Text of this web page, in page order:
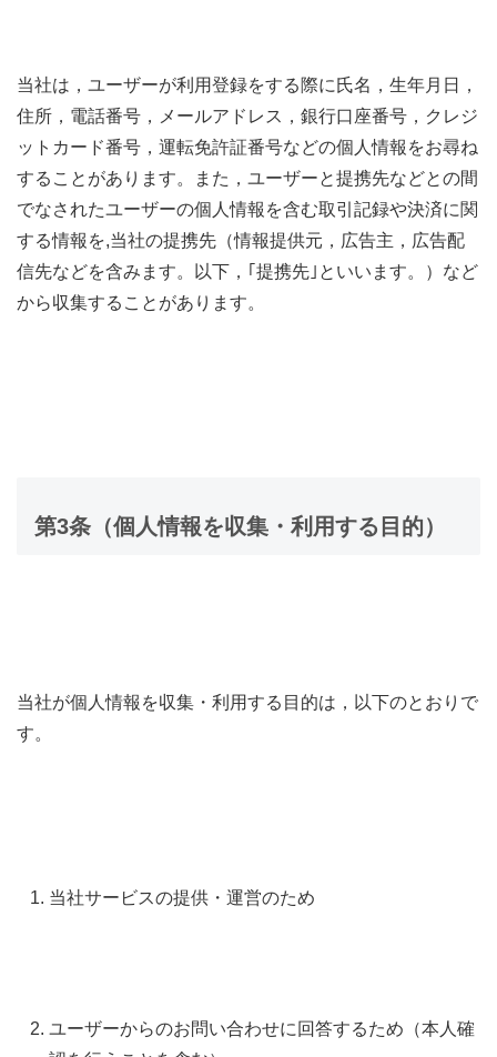
当社は，ユーザーが利用登録をする際に氏名，生年月日，
住所，電話番号，メールアドレス，銀行口座番号，クレジ
ットカード番号，運転免許証番号などの個人情報をお尋ね
することがあります。また，ユーザーと提携先などとの間
でなされたユーザーの個人情報を含む取引記録や決済に関
する情報を,当社の提携先（情報提供元，広告主，広告配
信先などを含みます。以下，｢提携先｣といいます。）など
から収集することがあります。
第3条（個人情報を収集・利用する目的）
当社が個人情報を収集・利用する目的は，以下のとおりで
す。
当社サービスの提供・運営のため
ユーザーからのお問い合わせに回答するため（本人確